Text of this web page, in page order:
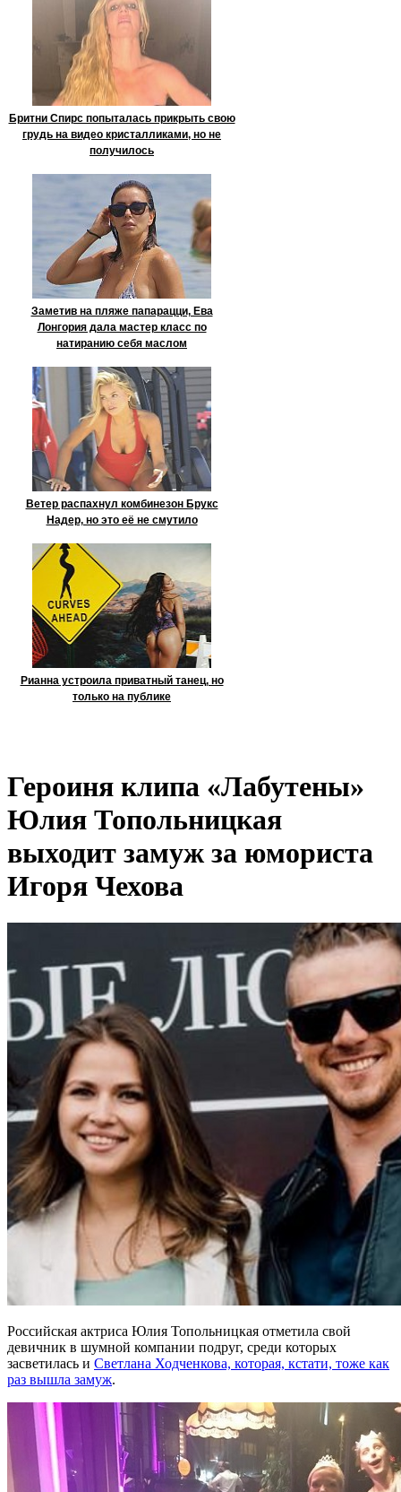
Бритни Спирс попыталась прикрыть свою
грудь на видео кристалликами, но не
получилось
Заметив на пляже папарацци, Ева
Лонгория дала мастер класс по
натиранию себя маслом
Ветер распахнул комбинезон Брукс
Надер, но это её не смутило
Рианна устроила приватный танец, но
только на публике
Героиня клипа «Лабутены»
Юлия Топольницкая
выходит замуж за юмориста
Игоря Чехова
Российская актриса Юлия Топольницкая отметила свой
девичник в шумной компании подруг, среди которых
засветилась и Светлана Ходченкова, которая, кстати, тоже как
раз вышла замуж.